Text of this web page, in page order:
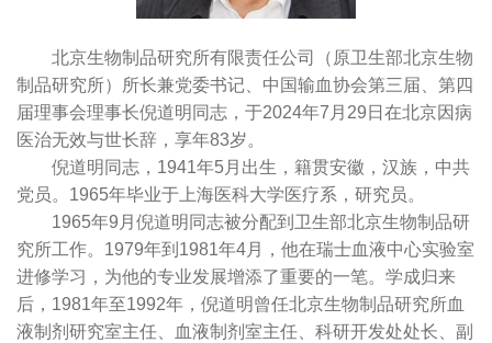
北京生物制品研究所有限责任公司（原卫生部北京生物
制品研究所）所长兼党委书记、中国输血协会第三届、第四
届理事会理事长倪道明同志，于2024年7月29日在北京因病
医治无效与世长辞，享年83岁。
倪道明同志，1941年5月出生，籍贯安徽，汉族，中共
党员。1965年毕业于上海医科大学医疗系，研究员。
1965年9月倪道明同志被分配到卫生部北京生物制品研
究所工作。1979年到1981年4月，他在瑞士血液中心实验室
进修学习，为他的专业发展增添了重要的一笔。学成归来
后，1981年至1992年，倪道明曾任北京生物制品研究所血
液制剂研究室主任、血液制剂室主任、科研开发处处长、副